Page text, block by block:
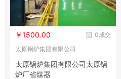
0成交
￥1500.00
太原锅炉集团有限公司
太原锅炉集团有限公司太原锅
炉厂省煤器